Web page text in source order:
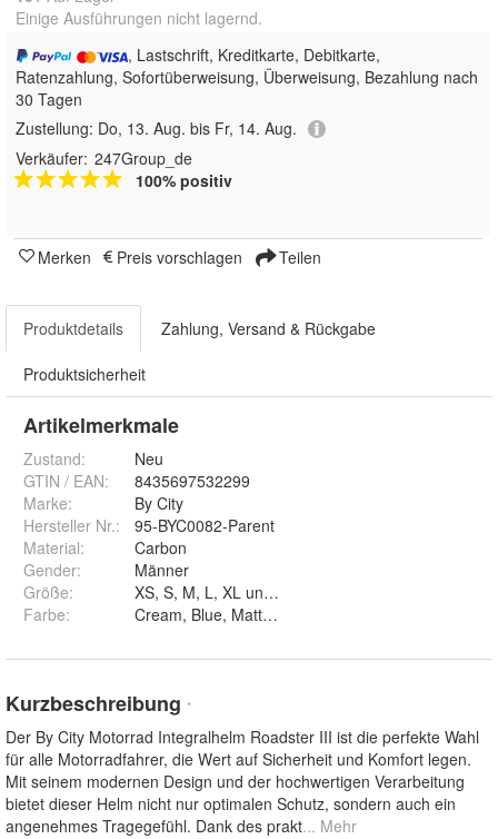
Einige Ausführungen nicht lagernd.
, Lastschrift, Kreditkarte, Debitkarte,
Ratenzahlung, Sofortüberweisung, Überweisung, Bezahlung nach
30 Tagen
Zustellung: Do, 13. Aug. bis Fr, 14. Aug.
Verkäufer: 247Group_de
100% positiv
Merken Preis vorschlagen Teilen
Produktdetails Zahlung, Versand & Rückgabe
Produktsicherheit
Artikelmerkmale
Zustand:
Neu
GTIN / EAN:
8435697532299
Marke:
By City
Hersteller Nr.:
95-BYC0082-Parent
Material:
Carbon
Gender:
Männer
Größe:
XS, S, M, L, XL und XXL
Farbe:
Kurzbeschreibung *
Der By City Motorrad Integralhelm Roadster III ist die perfekte Wahl
für alle Motorradfahrer, die Wert auf Sicherheit und Komfort legen.
Mit seinem modernen Design und der hochwertigen Verarbeitung
bietet dieser Helm nicht nur optimalen Schutz, sondern auch ein
angenehmes Tragegefühl. Dank des prakt... Mehr